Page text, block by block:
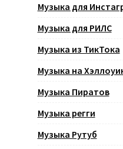
Музыка для
Музыка для РИЛС
Музыка из ТикТока
Музыка на
Музыка Пиратов
Музыка регги
Музыка Рутуб